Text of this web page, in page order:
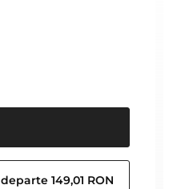
departe 149,01 RON